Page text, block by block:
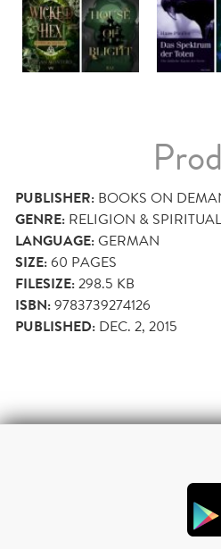
PUBLISHER: BOOKS ON
GENRE: RELIGION &
LANGUAGE:GERMAN
SIZE:60 PAGES
FILESIZE:298.5 KB
ISBN:9783739274126
PUBLISHED: DEC. 2, 2015